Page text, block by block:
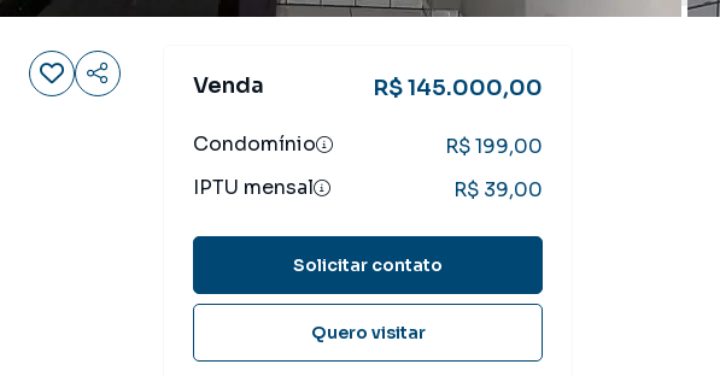
Venda R$ 145.000,00
Condomínio
R$ 199,00
IPTU mensal
R$ 39,00
Solicitar contato
Quero visitar